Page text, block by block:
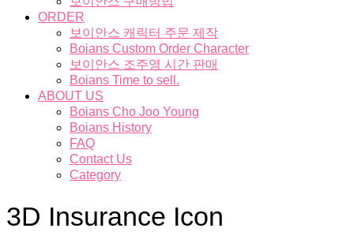
ORDER
보이안스 캐릭터 주문 제작
Boians Custom Order Character
보이안스 조주영 시간 판매
Boians Time to sell.
ABOUT US
Boians Cho Joo Young
Boians History
FAQ
Contact Us
Category
3D Insurance Icon